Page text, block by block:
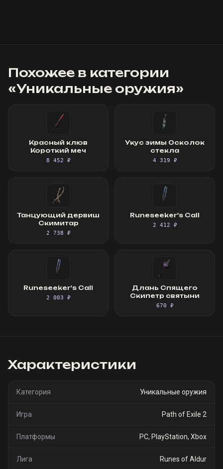
Похожее в категории
«Уникальные оружия»
Красный клюв
Короткий меч
8 452 ₽
Укус зимы Осколок
стекла
4 319 ₽
Танцующий дервиш
Скимитар
2 738 ₽
Runeseeker's Call
2 412 ₽
Runeseeker's Call
2 003 ₽
Длань Спящего
Скипетр святыни
670 ₽
Характеристики
Категория Уникальные оружия
Игра Path of Exile 2
Платформы PC, PlayStation, Xbox
Лига Runes of Aldur